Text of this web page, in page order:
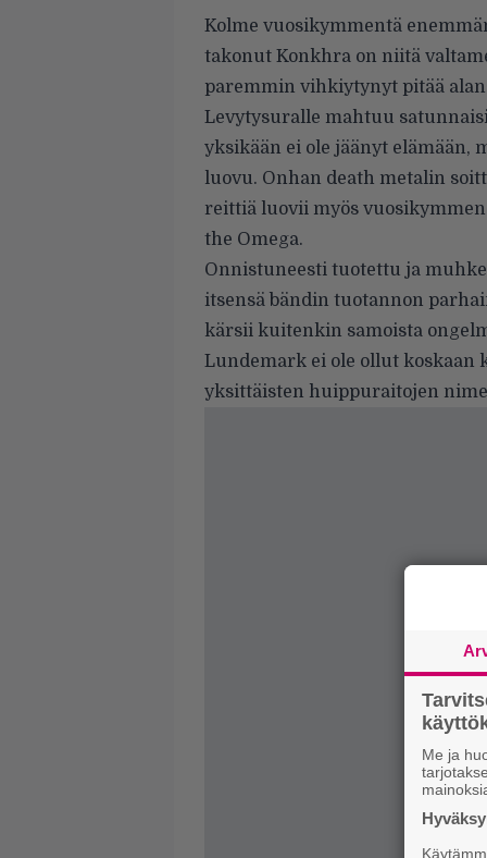
Kolme vuosikymmentä
takonut Konkhra on niitä
paremmin vihkiytynyt pitää
Levytysuralle mahtuu
yksikään ei ole jäänyt elämään,
luovu. Onhan death metalin
reittiä luovii myös
the Omega.
Onnistuneesti tuotettu ja
itsensä bändin tuotannon
kärsii kuitenkin samoista
Lundemark ei ole ollut koskaan
yksittäisten huippuraitojen
Me ja